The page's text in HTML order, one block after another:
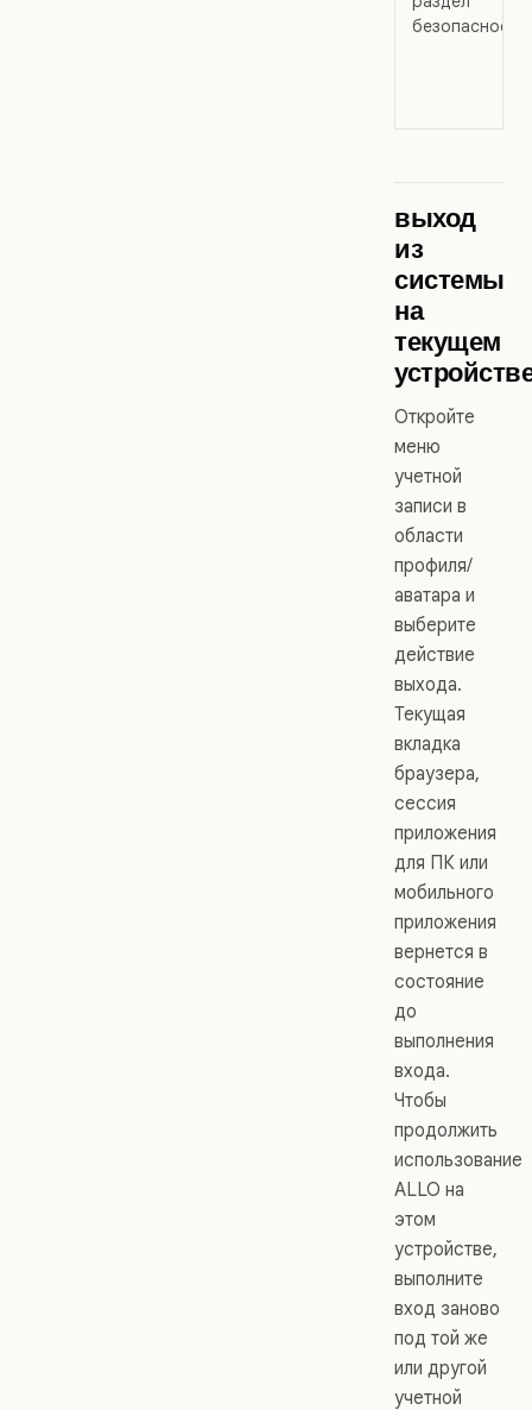
безопасности
выход
из
системы
на
текущем
Откройте
меню
учетной
записи в
области
профиля/
аватара и
выберите
действие
выхода.
Текущая
вкладка
браузера,
сессия
приложения
для ПК или
мобильного
приложения
вернется в
состояние
до
выполнения
входа.
Чтобы
продолжить
использование
ALLO на
этом
устройстве,
выполните
вход заново
под той же
или другой
учетной